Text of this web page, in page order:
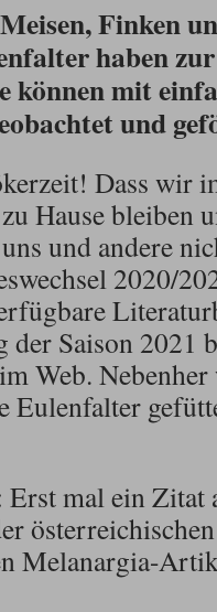
Finken
haben
können mit
und
Dass wir
Hause bleiben
und andere
2020/
der Saison 2021
Web.
Eulenfalter
mal ein Zitat
Melanargia-